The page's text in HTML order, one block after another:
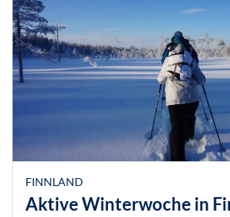
FINNLAND
Aktive Winterwoche in